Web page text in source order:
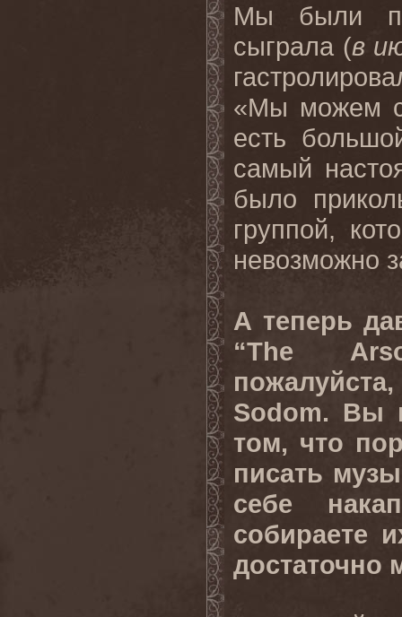
Мы были
сыграла (в
«Мы можем
есть
самый
было
группой,
невозможно
А теперь
“The
Sodom. Вы
том, что
писать
себе
собираете
достаточно